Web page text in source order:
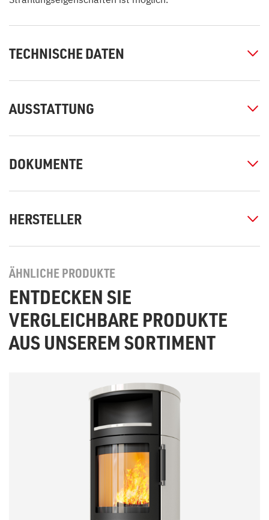
TECHNISCHE DATEN
AUSSTATTUNG
DOKUMENTE
HERSTELLER
ÄHNLICHE PRODUKTE
ENTDECKEN SIE
VERGLEICHBARE PRODUKTE
AUS UNSEREM SORTIMENT